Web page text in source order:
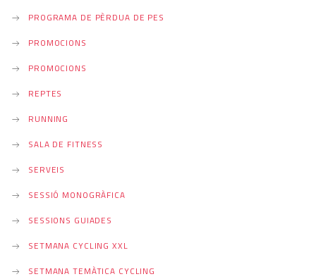
PROGRAMA DE PÈRDUA DE PES
PROMOCIONS
PROMOCIONS
REPTES
RUNNING
SALA DE FITNESS
SERVEIS
SESSIÓ MONOGRÀFICA
SESSIONS GUIADES
SETMANA CYCLING XXL
SETMANA TEMÀTICA CYCLING